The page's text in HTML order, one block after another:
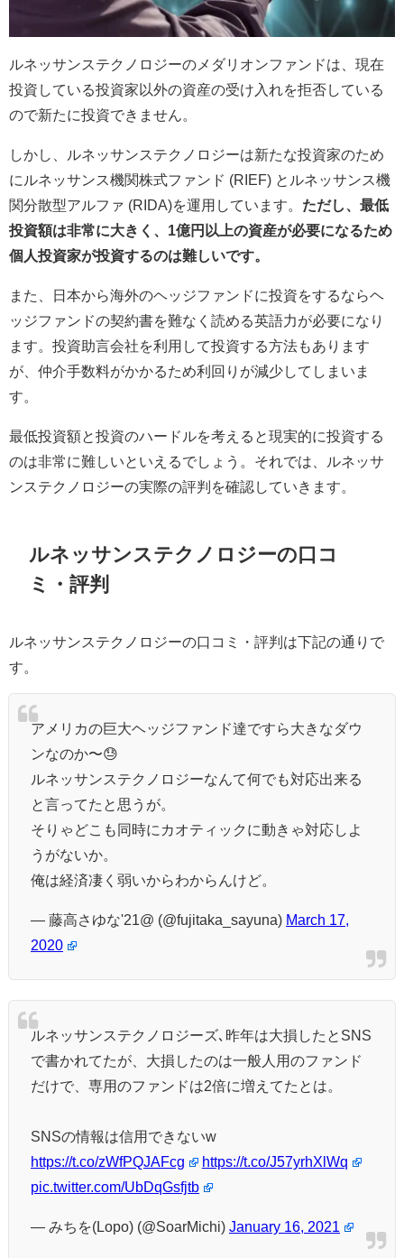
ルネッサンステクノロジーのメダリオンファンドは、現在
投資している投資家以外の資産の受け入れを拒否している
ので新たに投資できません。
しかし、ルネッサンステクノロジーは新たな投資家のため
にルネッサンス機関株式ファンド (RIEF) とルネッサンス機
関分散型アルファ (RIDA)を運用しています。 ただし、最低
投資額は非常に大きく、1億円以上の資産が必要になるため
個人投資家が投資するのは難しいです。
また、日本から海外のヘッジファンドに投資をするならヘ
ッジファンドの契約書を難なく読める英語力が必要になり
ます。投資助言会社を利用して投資する方法もあります
が、仲介手数料がかかるため利回りが減少してしまいま
す。
最低投資額と投資のハードルを考えると現実的に投資する
のは非常に難しいといえるでしょう。それでは、ルネッサ
ンステクノロジーの実際の評判を確認していきます。
ルネッサンステクノロジーの口コ
ミ・評判
ルネッサンステクノロジーの口コミ・評判は下記の通りで
す。
アメリカの巨大ヘッジファンド達ですら大きなダウ
ンなのか〜😓
ルネッサンステクノロジーなんて何でも対応出来る
と言ってたと思うが。
そりゃどこも同時にカオティックに動きゃ対応しよ
うがないか。
俺は経済凄く弱いからわからんけど。
— 藤高さゆな'21@ (@fujitaka_sayuna) March 17,
2020
ルネッサンステクノロジーズ､昨年は大損したとSNS
で書かれてたが、大損したのは一般人用のファンド
だけで、専用のファンドは2倍に増えてたとは。
SNSの情報は信用できないw
https://t.co/zWfPQJAFcg
https://t.co/J57yrhXlWq
pic.twitter.com/UbDqGsfjtb
— みちを(Lopo) (@SoarMichi) January 16, 2021